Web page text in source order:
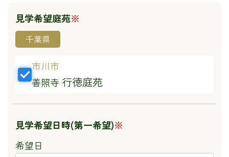
見学希望庭苑※
千葉県
市川市
善照寺 行徳庭苑
見学希望日時(第一希望)※
希望日